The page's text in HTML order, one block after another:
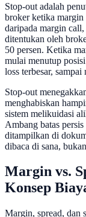
Stop-out adalah
broker ketika margin
daripada margin
ditentukan oleh
50 persen. Ketika
mulai menutup
loss terbesar,
Stop-out
menghabiskan
sistem melikuidasi
Ambang batas
ditampilkan di
dibaca di sana,
Margin vs.
Konsep
Margin, spread, dan